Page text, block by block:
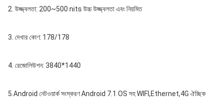
2. উজ্জ্বলতা: 200~500 nits উচ্চ উজ্জ্বলতা এবং নিয়মিত
3. দেখার কোণ: 178/178
4. রেজোলিউশন: 3840*1440
5.Android নেটওয়ার্ক সংস্করণ Android 7.1 OS সহ WIFI,Ethernet,4G ঐচ্ছিক